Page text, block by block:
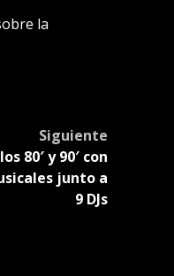
la
Siguiente
80′ y 90′ con
junto a
9 DJs